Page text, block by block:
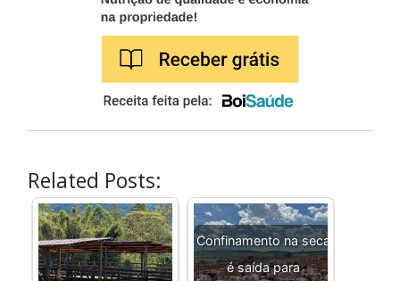
Related Posts:
Confinamento na seca
é saída para